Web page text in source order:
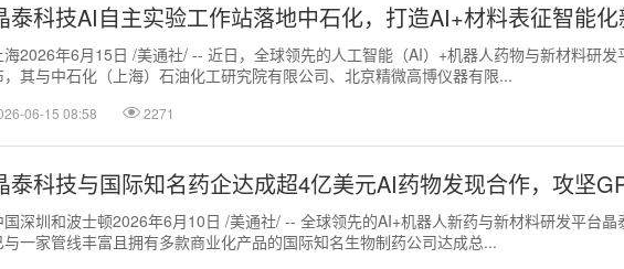
泰科技AI自主实验工作站落地中石化，打造AI+材料表征智能
海2026年6月15日 /美通社/ -- 近日，全球领先的人工智能（AI）+机器人药物与新材料研
，其与中石化（上海）石油化工研究院有限公司、北京精微高博仪器有限...
06-15 08:58 2271
泰科技与国际知名药企达成超4亿美元AI药物发现合作，攻坚
国深圳和波士顿2026年6月10日 /美通社/ -- 全球领先的AI+机器人新药与新材料研发平台晶
与一家管线丰富且拥有多款商业化产品的国际知名生物制药公司达成总...